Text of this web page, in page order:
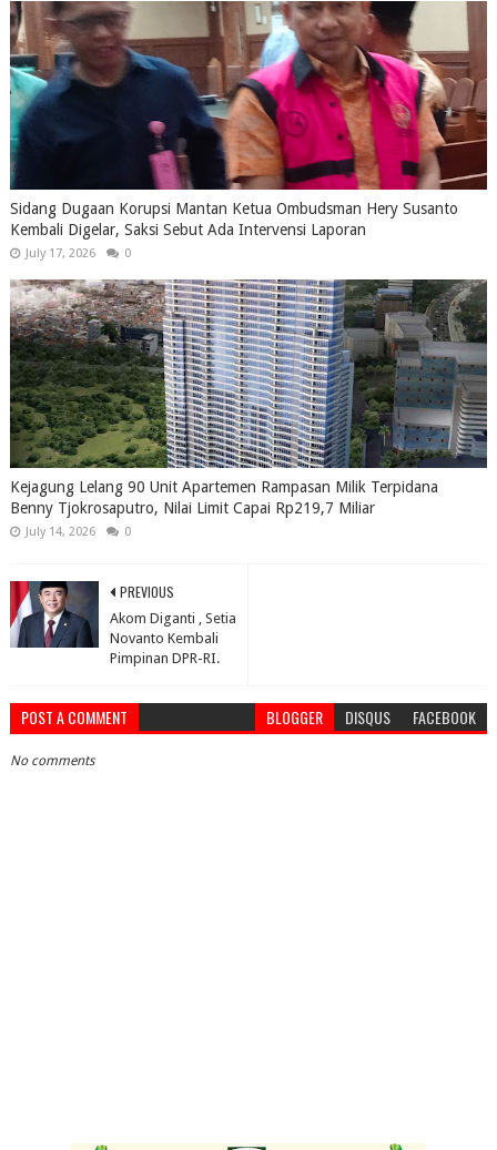
Sidang Dugaan Korupsi Mantan Ketua Ombudsman Hery Susanto
Kembali Digelar, Saksi Sebut Ada Intervensi Laporan
July 17, 2026 0
Kejagung Lelang 90 Unit Apartemen Rampasan Milik Terpidana
Benny Tjokrosaputro, Nilai Limit Capai Rp219,7 Miliar
July 14, 2026 0
PREVIOUS
Akom Diganti , Setia
Novanto Kembali
Pimpinan DPR-RI.
POST A COMMENT BLOGGER DISQUS FACEBOOK
No comments